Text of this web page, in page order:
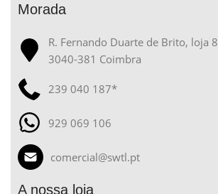
Morada
R. Fernando Duarte de Brito, loja 8
3040-381 Coimbra
239 040 187*
929 069 106
comercial@swtl.pt
A nossa loja